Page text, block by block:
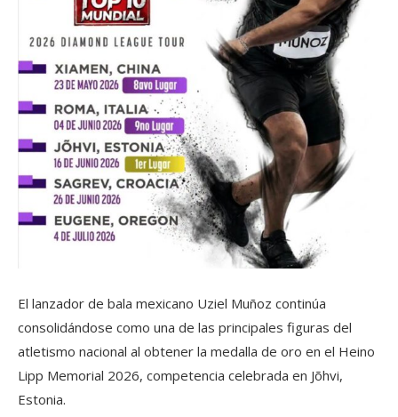
El lanzador de bala mexicano Uziel Muñoz continúa
consolidándose como una de las principales figuras del
atletismo nacional al obtener la medalla de oro en el Heino
Lipp Memorial 2026, competencia celebrada en Jõhvi,
Estonia.